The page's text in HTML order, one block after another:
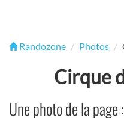
Randozone Photos
Cirque
Une photo de la page :